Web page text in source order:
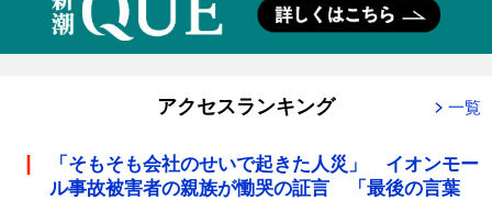
アクセスランキング 一覧
「そもそも会社のせいで起きた人災」 イオンモー
ル事故被害者の親族が慟哭の証言 「最後の言葉